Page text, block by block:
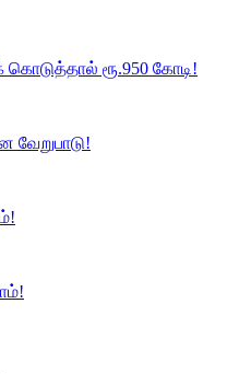
ரூ.950 கோடி!
வேறுபாடு!